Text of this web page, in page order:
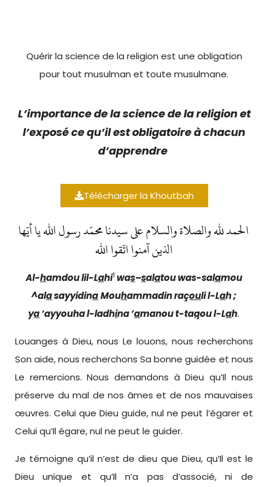
Quérir la science de la religion est une obligation
pour tout musulman et toute musulmane.
L’importance de la science de la religion et
l’exposé ce qu’il est obligatoire à chacun
d’apprendre
Télécharger la Khoutbah
الحمد لله والصلاة والسلام على سيدنا محمّد رسول الله يا أيّها
الذين آمنوا اتّقوا الله
Al-hamdou lil-Lahi1 was–salatou was-salamou
^alasayyidina Mouhammadinraçouli l-Lah ;
ya‘ayyouha l-ladhina ‘amanou t-taqou l-Lah.
Louanges à Dieu, nous Le louons, nous recherchons
Son aide, nous recherchons Sa bonne guidée et nous
Le remercions. Nous demandons à Dieu qu’Il nous
préserve du mal de nos âmes et de nos mauvaises
œuvres. Celui que Dieu guide, nul ne peut l’égarer et
Celui qu’Il égare, nul ne peut le guider.
Je témoigne qu’il n’est de dieu que Dieu, qu’Il est le
Dieu unique et qu’Il n’a pas d’associé, ni de